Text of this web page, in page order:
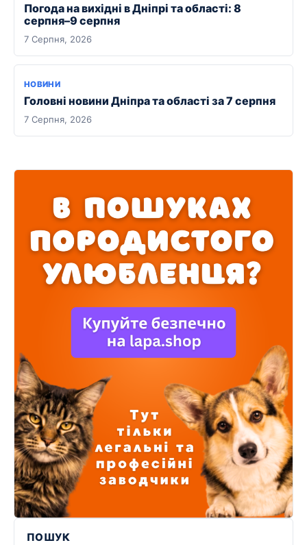
Погода на вихідні в Дніпрі та області: 8
серпня–9 серпня
7 Серпня, 2026
НОВИНИ
Головні новини Дніпра та області за 7 серпня
7 Серпня, 2026
ПОШУК